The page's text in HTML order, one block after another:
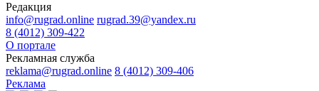
Редакция
info@rugrad.online rugrad.39@yandex.ru
8 (4012) 309-422
О портале
Рекламная служба
reklama@rugrad.online 8 (4012) 309-406
Реклама